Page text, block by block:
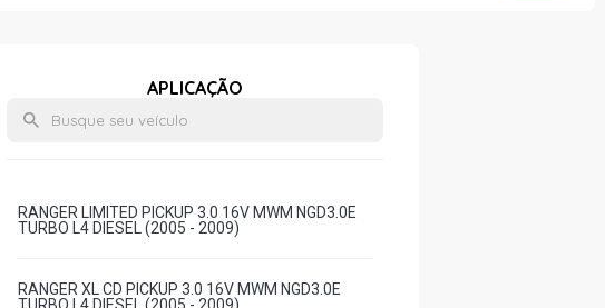
APLICAÇÃO
RANGER LIMITED PICKUP 3.0 16V MWM NGD3.0E
TURBO L4 DIESEL (2005 - 2009)
RANGER XL CD PICKUP 3.0 16V MWM NGD3.0E